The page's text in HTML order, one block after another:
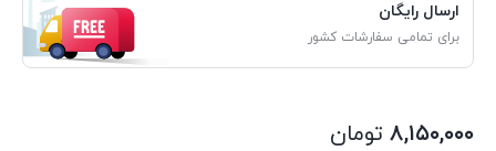
ارسال رایگان
برای تمامی سفارشات کشور
۸,۱۵۰,۰۰۰ تومان